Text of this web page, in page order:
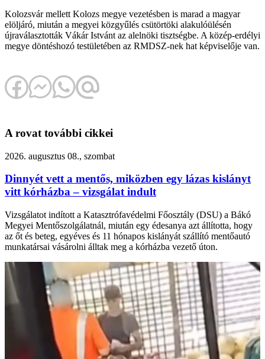
Kolozsvár mellett Kolozs megye vezetésben is marad a magyar
elöljáró, miután a megyei közgyűlés csütörtöki alakulóülésén
újraválasztották Vákár Istvánt az alelnöki tisztségbe. A közép-erdélyi
megye döntéshozó testületében az RMDSZ-nek hat képviselője van.
A rovat további cikkei
2026. augusztus 08., szombat
Dinnyét vett a mentős, miközben egy lázas kislányt
vitt kórházba – vizsgálat indult
Vizsgálatot indított a Katasztrófavédelmi Főosztály (DSU) a Bákó
Megyei Mentőszolgálatnál, miután egy édesanya azt állította, hogy
az őt és beteg, egyéves és 11 hónapos kislányát szállító mentőautó
munkatársai vásárolni álltak meg a kórházba vezető úton.